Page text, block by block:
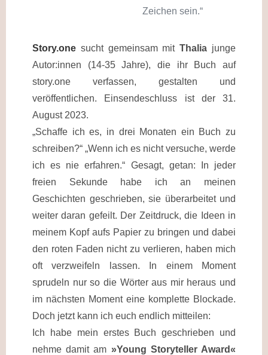
Zeichen sein.“
Story.one sucht gemeinsam mitThalia junge
Autor:innen (14-35 Jahre), die ihr Buch auf
story.one verfassen, gestalten und
veröffentlichen. Einsendeschluss ist der 31.
August 2023.
„Schaffe ich es, in drei Monaten ein Buch zu
schreiben?“ „Wenn ich es nicht versuche, werde
ich es nie erfahren.“ Gesagt, getan: In jeder
freien Sekunde habe ich an meinen
Geschichten geschrieben, sie überarbeitet und
weiter daran gefeilt. Der Zeitdruck, die Ideen in
meinem Kopf aufs Papier zu bringen und dabei
den roten Faden nicht zu verlieren, haben mich
oft verzweifeln lassen. In einem Moment
sprudeln nur so die Wörter aus mir heraus und
im nächsten Moment eine komplette Blockade.
Doch jetzt kann ich euch endlich mitteilen:
Ich habe mein erstes Buch geschrieben und
nehme damit am »Young Storyteller Award«